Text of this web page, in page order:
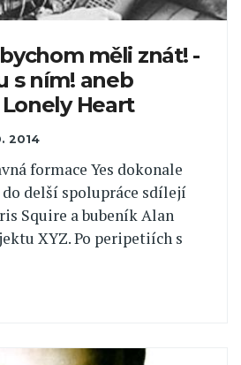
měli znát! -
s ním! aneb
Heart
2014
formace Yes dokonale
do delší spolupráce sdílejí
Squire a bubeník Alan
XYZ. Po peripetiích s